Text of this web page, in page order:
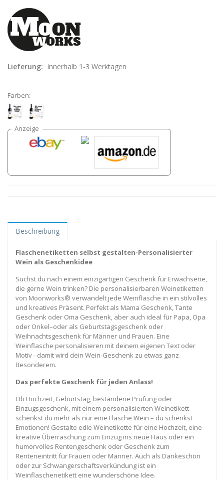
Lieferung: innerhalb 1-3 Werktagen
Farben:
Beschreibung
Flaschenetiketten selbst gestalten-Personalisierter
Wein als Geschenkidee
Suchst du nach einem einzigartigen Geschenk für Erwachsene,
die gerne Wein trinken? Die personalisierbaren Weinetiketten
von Moonworks® verwandelt jede Weinflasche in ein stilvolles
und kreatives Präsent. Perfekt als Mama Geschenk, Tante
Geschenk oder Oma Geschenk, aber auch ideal für Papa, Opa
oder Onkel–oder als Geburtstagsgeschenk oder
Weihnachtsgeschenk für Männer und Frauen. Eine
Weinflasche personalisieren mit deinem eigenen Text oder
Motiv - damit wird dein Wein-Geschenk zu etwas ganz
Besonderem.
Das perfekte Geschenk für jeden Anlass!
Ob Hochzeit, Geburtstag, bestandene Prüfung oder
Einzugsgeschenk, mit einem personalisierten Weinetikett
schenkst du mehr als nur eine Flasche Wein – du schenkst
Emotionen! Gestalte edle Weinetikette für eine Hochzeit, eine
kreative Überraschung zum Einzug ins neue Haus oder ein
humorvolles Rentengeschenk oder Geschenk zum
Renteneintritt für Frauen oder Männer. Auch als Dankeschön
oder zur Schwangerschaftsverkündung ist ein
Weinflaschenetikett eine wunderschöne Idee.